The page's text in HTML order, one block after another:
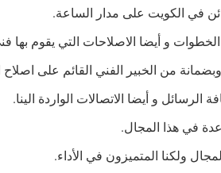
في الكويت على مدار الساعة.
و أيضا الاصلاحات التي يقوم بها
من الخبير الفني القائم على اصلاح
و أيضا الاتصالات الواردة الينا.
في هذا المجال.
ولكنا المتميزون في الأداء.